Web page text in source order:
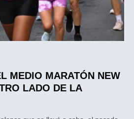
MEDIO MARATÓN NEW
LADO DE LA